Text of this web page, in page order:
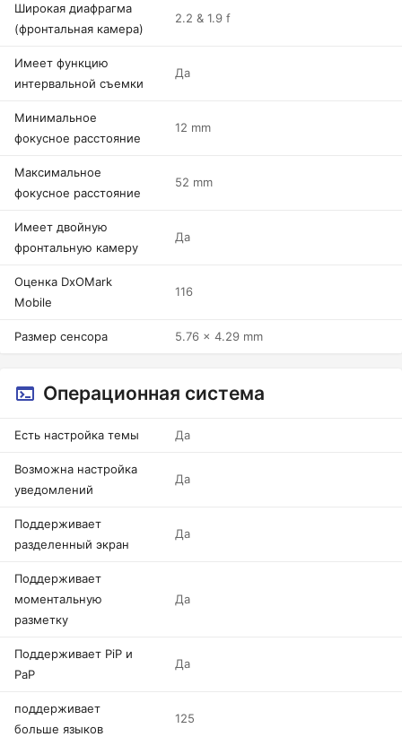
Широкая диафрагма
(фронтальная камера)
2.2 & 1.9 f
Имеет функцию
интервальной съемки
Да
Минимальное
фокусное расстояние
12 mm
Максимальное
фокусное расстояние
52 mm
Имеет двойную
фронтальную камеру
Да
Оценка DxOMark
Mobile
116
Размер сенсора 5.76 x 4.29 mm
Операционная система
Есть настройка темы Да
Возможна настройка
уведомлений
Да
Поддерживает
разделенный экран
Да
Поддерживает
моментальную
разметку
Да
Поддерживает PiP и
PaP
Да
поддерживает
больше языков
125